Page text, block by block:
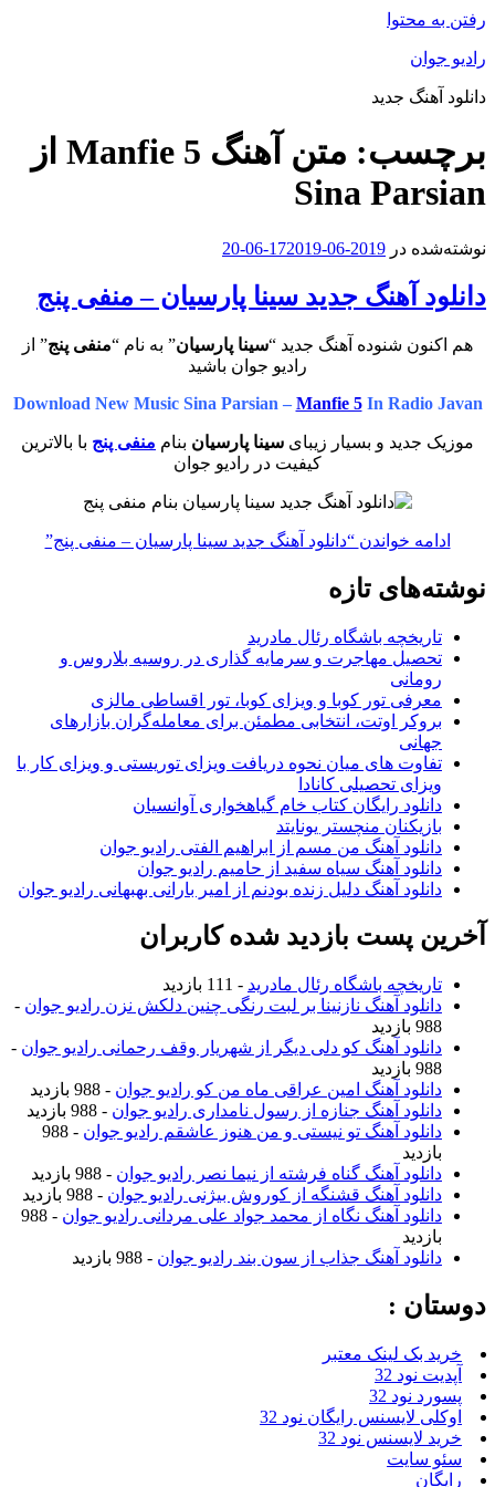
رفتن به محتوا
رادیو جوان
دانلود آهنگ جدید
برچسب:
متن آهنگ Manfie 5 از
Sina Parsian
نوشته‌شده در 2019-06-17
2019-06-20
دانلود آهنگ جدید سینا پارسیان – منفی پنج
هم اکنون شنوده آهنگ جدید “سینا پارسیان” به نام “منفی پنج” از
رادیو جوان باشید
Download New Music Sina Parsian – Manfie 5In Radio Javan
موزیک جدید و بسیار زیبای سینا پارسیان بنام منفی پنج با بالاترین
کیفیت در رادیو جوان
ادامه خواندن “دانلود آهنگ جدید سینا پارسیان – منفی پنج”
نوشته‌های تازه
تاریخچه باشگاه رئال مادرید
تحصیل مهاجرت و سرمایه گذاری در روسیه بلاروس و
رومانی
معرفی تور کوبا و ویزای کوبا، تور اقساطی مالزی
بروکر اوتت، انتخابی مطمئن برای معامله‌گران بازارهای
جهانی
تفاوت های میان نحوه دریافت ویزای توریستی و ویزای کار با
ویزای تحصیلی کانادا
دانلود رایگان کتاب خام گیاهخواری آوانسیان
بازیکنان منچستر یونایتد
دانلود آهنگ من مسم از ابراهیم الفتی رادیو جوان
دانلود آهنگ سیاه سفید از حامیم رادیو جوان
دانلود آهنگ دلیل زنده بودنم از امیر بارانی بهبهانی رادیو جوان
آخرین پست بازدید شده کاربران
تاریخچه باشگاه رئال مادرید - 111 بازدید
دانلود آهنگ نازنینا بر لبت رنگی چنین دلکش نزن رادیو جوان -
988 بازدید
دانلود آهنگ کو دلی دیگر از شهریار وقف رحمانی رادیو جوان -
988 بازدید
دانلود آهنگ امین عراقی ماه من کو رادیو جوان - 988 بازدید
دانلود آهنگ جنازه از رسول نامداری رادیو جوان - 988 بازدید
دانلود آهنگ تو نیستی و من هنوز عاشقم رادیو جوان
- 988
بازدید
دانلود آهنگ گناه فرشته از نیما نصر رادیو جوان - 988 بازدید
دانلود آهنگ قشنگه از کوروش بیژنی رادیو جوان - 988 بازدید
دانلود آهنگ نگاه از محمد جواد علی مردانی رادیو جوان
- 988
بازدید
دانلود آهنگ جذاب از سون بند رادیو جوان - 988 بازدید
دوستان :
خرید بک لینک معتبر
آپدیت نود 32
پسورد نود 32
اوکلی لایسنس رایگان نود 32
خرید لایسنس نود 32
سئو سایت
رایگان